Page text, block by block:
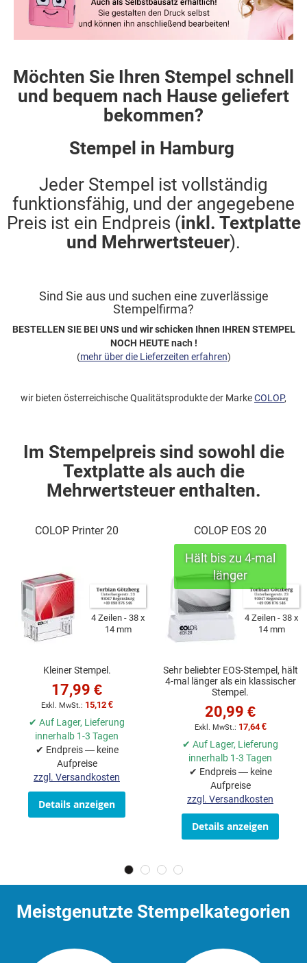
Möchten Sie Ihren Stempel schnell
und bequem nach Hause geliefert
bekommen?
Stempel in Hamburg
Jeder Stempel ist vollständig
funktionsfähig, und der angegebene
Preis ist ein Endpreis (inkl. Textplatte
und Mehrwertsteuer).
Sind Sie aus und suchen eine zuverlässige
Stempelfirma?
BESTELLEN SIE BEI UNS und wir schicken Ihnen IHREN STEMPEL
NOCH HEUTE nach !
(mehr über die Lieferzeiten erfahren)
wir bieten österreichische Qualitätsprodukte der MarkeCOLOP,
Im Stempelpreis sind sowohl die
Textplatte als auch die
Mehrwertsteuer enthalten.
COLOP Printer 20
4 Zeilen
38 x
14 mm
Kleiner Stempel.
17,99 €
15,12 €
✔ Auf Lager, Lieferung
innerhalb 1-3 Tagen
✔ Endpreis — keine
Aufpreise
zzgl. Versandkosten
Details anzeigen
COLOP EOS 20
4 Zeilen
38 x
14 mm
Sehr beliebter EOS-Stempel, hält
4-mal länger als ein klassischer
Stempel.
20,99 €
17,64 €
✔ Auf Lager, Lieferung
innerhalb 1-3 Tagen
✔ Endpreis — keine
Aufpreise
zzgl. Versandkosten
Details anzeigen
Meistgenutzte Stempelkategorien